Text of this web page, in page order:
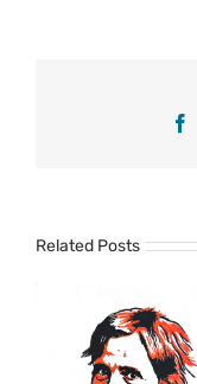
Related Posts